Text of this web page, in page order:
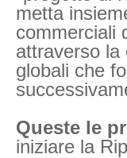
metta
commerciali
attraverso la
globali che
Queste le
iniziare la